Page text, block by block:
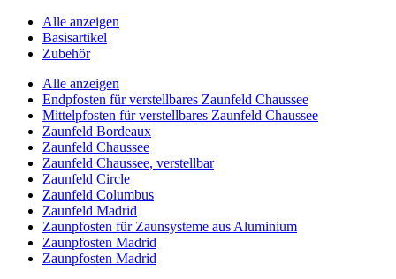
Alle anzeigen
Basisartikel
Zubehör
Alle anzeigen
Endpfosten für verstellbares Zaunfeld Chaussee
Mittelpfosten für verstellbares Zaunfeld Chaussee
Zaunfeld Bordeaux
Zaunfeld Chaussee
Zaunfeld Chaussee, verstellbar
Zaunfeld Circle
Zaunfeld Columbus
Zaunfeld Madrid
Zaunpfosten für Zaunsysteme aus Aluminium
Zaunpfosten Madrid
Zaunpfosten Madrid